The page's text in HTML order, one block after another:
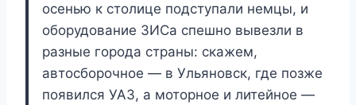
осенью к столице подступали немцы, и
оборудование ЗИСа спешно вывезли в
разные города страны: скажем,
автосборочное — в Ульяновск, где позже
появился УАЗ, а моторное и литейное —